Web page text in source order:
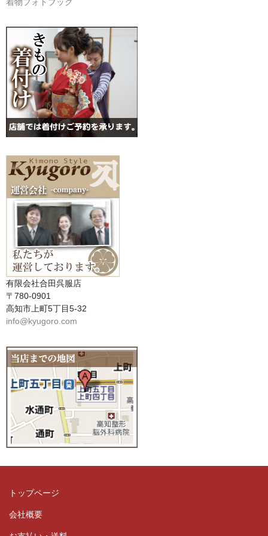
有限会社合田呉服店
〒780-0901
高知市上町5丁目5-32
info@kyugoro.com
トップページ
会社概要